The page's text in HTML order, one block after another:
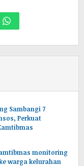
Sambangi 7
Perkuat
monitoring
warga kelurahan